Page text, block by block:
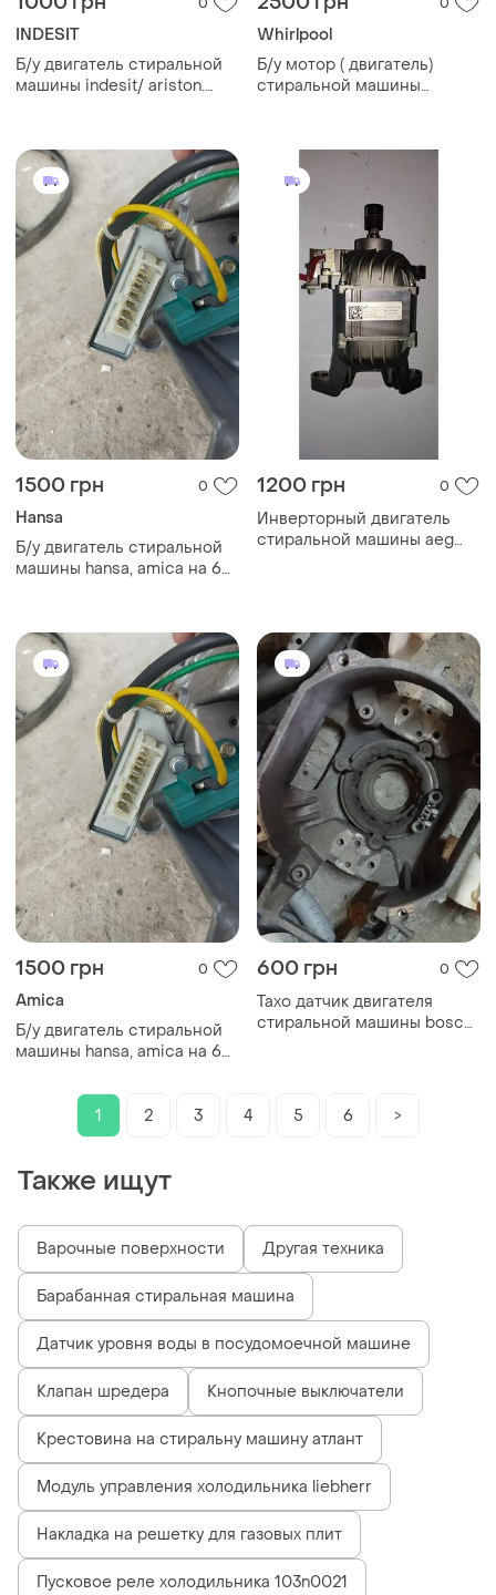
INDESIT
Б/у двигатель стиральной
машины indesit/ ariston.
Whirlpool
Б/у мотор ( двигатель)
стиральной машины
1500 грн 0
Hansa
Б/у двигатель стиральной
машины hansa, amica на 6
1200 грн 0
Инверторный двигатель
стиральной машины aeg
1500 грн 0
Amica
Б/у двигатель стиральной
машины hansa, amica на 6
лапы 7 см
600 грн 0
Тахо датчик двигателя
стиральной машины bosch,
1 2 3 4 5 6 >
Также ищут
Варочные поверхности Другая техника
Барабанная стиральная машина
Датчик уровня воды в посудомоечной машине
Клапан шредера Кнопочные выключатели
Крестовина на стиральну машину атлант
Модуль управления холодильника liebherr
Накладка на решетку для газовых плит
Пусковое реле холодильника 103n0021